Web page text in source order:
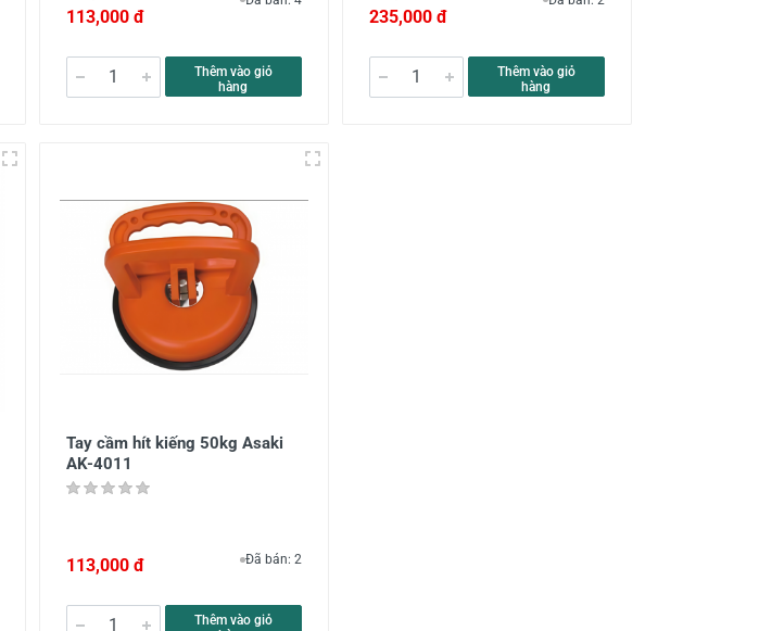
113,000 đ
Thêm vào giỏ
hàng
235,000 đ
Thêm vào giỏ
hàng
Tay cầm hít kiếng 50kg Asaki
AK-4011
113,000 đ Đã bán: 2
Thêm vào giỏ